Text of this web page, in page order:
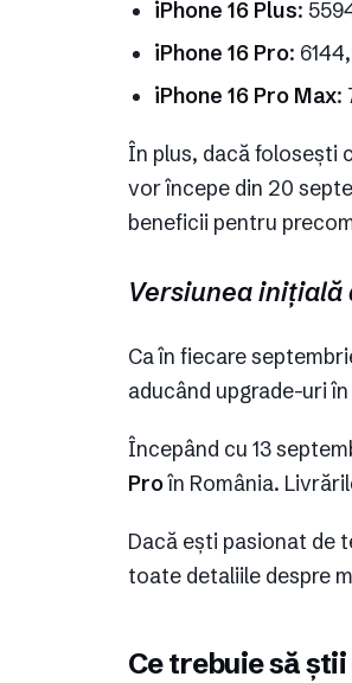
iPhone 16 Plus:
iPhone 16 Pro:
iPhone 16 Pro Max:
În plus, dacă folosești
vor începe din 20
beneficii pentru
Versiunea
Ca în fiecare
aducând upgrade-uri
Începând cu 13
Proîn România.
Dacă ești pasionat de
toate detaliile despre
Ce trebuie să